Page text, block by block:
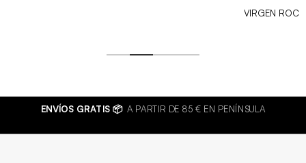
VIRGEN
ENVÍOS GRATIS 📦 A PARTIR DE 85 € EN PENÍNSULA